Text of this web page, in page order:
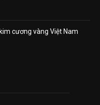
cương vàng Việt Nam